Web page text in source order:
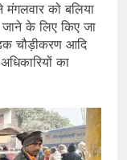
मंगलवार को बलिया
के लिए किए जा
चौड़ीकरण आदि
का